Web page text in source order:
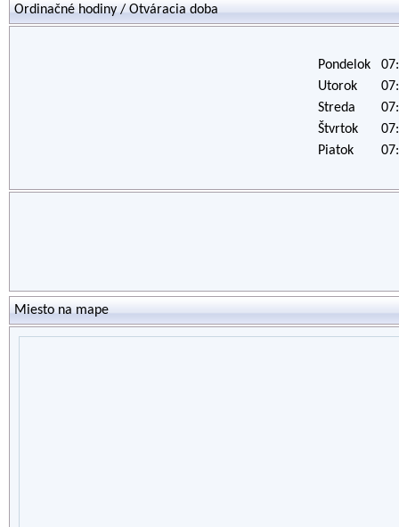
Ordinačné hodiny / Otváracia doba
Pondelok
Utorok
Streda
Štvrtok
Piatok
Miesto na mape